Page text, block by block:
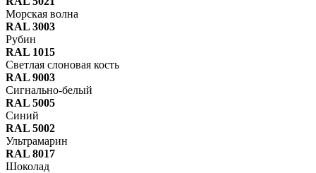
Морская волна
RAL 3003
Рубин
RAL 1015
Светлая слоновая кость
RAL 9003
Сигнально-белый
RAL 5005
Синий
RAL 5002
Ультрамарин
RAL 8017
Шоколад